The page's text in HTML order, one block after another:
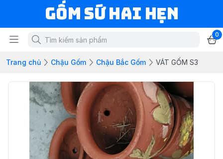
Gốm Sứ Hai Hẹn
0
Trang chủ Chậu Gốm Chậu Bắc Gốm VÁT GỐM S3